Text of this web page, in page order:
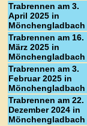
Trabrennen am 3.
April 2025 in
Mönchengladbach
Trabrennen am 16.
März 2025 in
Mönchengladbach
Trabrennen am 3.
Februar 2025 in
Mönchengladbach
Trabrennen am 22.
Dezember 2024 in
Mönchengladbach